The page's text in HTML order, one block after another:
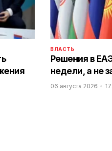
ВЛАСТЬ
Решения в
недели, а не
06 августа 2026